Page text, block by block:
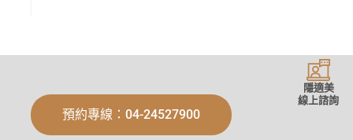
預約專線：04-24527900
隱適美
線上諮詢